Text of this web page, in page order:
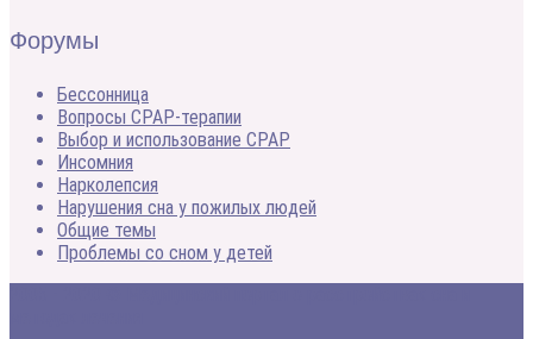
Форумы
Бессонница
Вопросы CPAP-терапии
Выбор и использование CPAP
Инсомния
Нарколепсия
Нарушения сна у пожилых людей
Общие темы
Проблемы со сном у детей